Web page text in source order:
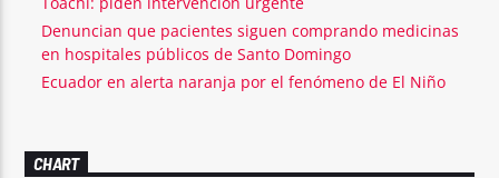
Denuncian que pacientes siguen comprando medicinas
en hospitales públicos de Santo Domingo
Ecuador en alerta naranja por el fenómeno de El Niño
CHART